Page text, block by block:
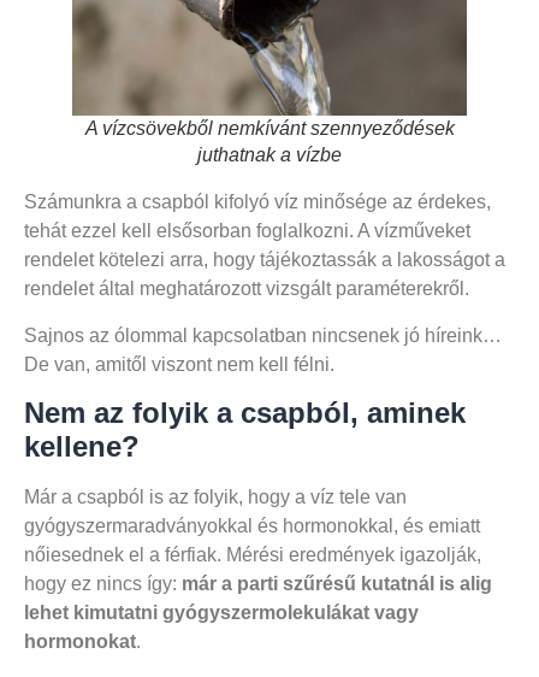
A vízcsövekből nemkívánt szennyeződések
juthatnak a vízbe
Számunkra a csapból kifolyó víz minősége az érdekes,
tehát ezzel kell elsősorban foglalkozni. A vízműveket
rendelet kötelezi arra, hogy tájékoztassák a lakosságot a
rendelet által meghatározott vizsgált paraméterekről.
Sajnos az ólommal kapcsolatban nincsenek jó híreink…
De van, amitől viszont nem kell félni.
Nem az folyik a csapból, aminek
kellene?
Már a csapból is az folyik, hogy a víz tele van
gyógyszermaradványokkal és hormonokkal, és emiatt
nőiesednek el a férfiak. Mérési eredmények igazolják,
hogy ez nincs így: már a parti szűrésű kutatnál is alig
lehet kimutatni gyógyszermolekulákat vagy
hormonokat.